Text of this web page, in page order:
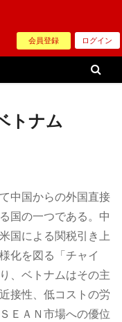
会員登録 ログイン
トナム
中国からの外国直接
国の一つである。中
国による関税引き上
化を図る「チャイ
、ベトナムはその主
接性、低コストの労
ＥＡＮ市場への優位